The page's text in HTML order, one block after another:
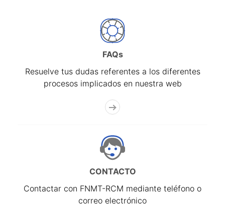
FAQs
Resuelve tus dudas referentes a los diferentes
procesos implicados en nuestra web
CONTACTO
Contactar con FNMT-RCM mediante teléfono o
correo electrónico